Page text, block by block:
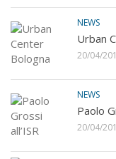
NEWS
Urban
20/04/
NEWS
Paolo
20/04/